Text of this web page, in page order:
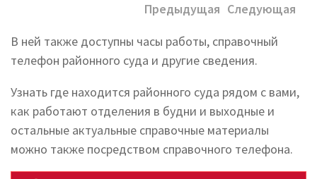
Предыдущая Следующая
В ней также доступны часы работы, справочный
телефон районного суда и другие сведения.
Узнать где находится районного суда рядом с вами,
как работают отделения в будни и выходные и
остальные актуальные справочные материалы
можно также посредством справочного телефона.